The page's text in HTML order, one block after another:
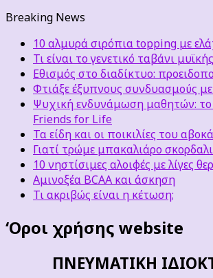
Breaking News
10 αλμυρά σιρόπια topping με
Τι είναι το γενετικό ταβάνι
Εθισμός στο διαδίκτυο:
Φτιάξε έξυπνους συνδυασμούς
Ψυχική ενδυνάμωση μαθητών:
Friends for Life
Τα είδη και οι ποικιλίες του
Γιατί τρώμε μπακαλιάρο
10 νηστίσιμες αλοιφές με λίγες
Αμινοξέα BCAA και άσκηση
Τι ακριβώς είναι η κέτωση;
‘Οροι χρήσης website
ΠΝΕΥΜΑΤΙΚΗ